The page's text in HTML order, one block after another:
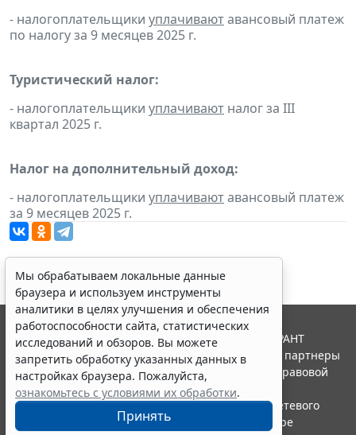
- налогоплательщики уплачиваютавансовый платеж
по налогу за 9 месяцев 2025 г.
Туристический налог:
- налогоплательщики уплачивают налог за III
квартал 2025 г.
Налог на дополнительный доход:
- налогоплательщики уплачиваютавансовый платеж
за 9 месяцев 2025 г.
Мы обрабатываем локальные данные
браузера и используем инструменты
аналитики в целях улучшения и обеспечения
работоспособности сайта, статистических
исследований и обзоров. Вы можете
запретить обработку указанных данных в
настройках браузера. Пожалуйста,
ознакомьтесь с условиями их обработки.
Принять
© ООО "НПП "ГАРАНТ-СЕРВИС", 2026. Система ГАРАНТ
выпускается с 1990 года. Компания "Гарант" и ее партнеры
являются участниками Российской ассоциации правовой
информации ГАРАНТ.
Портал ГАРАНТ.РУ зарегистрирован в качестве сетевого
издания Федеральной службой по надзору в сфере